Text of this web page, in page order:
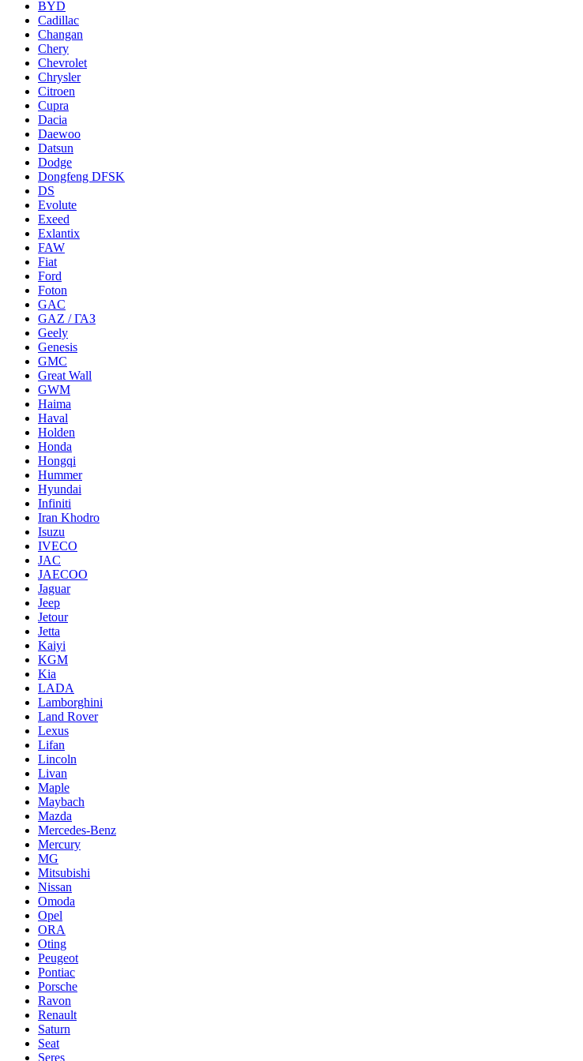
BYD
Cadillac
Changan
Chery
Chevrolet
Chrysler
Citroen
Cupra
Dacia
Daewoo
Datsun
Dodge
Dongfeng DFSK
DS
Evolute
Exeed
Exlantix
FAW
Fiat
Ford
Foton
GAC
GAZ / ГАЗ
Geely
Genesis
GMC
Great Wall
GWM
Haima
Haval
Holden
Honda
Hongqi
Hummer
Hyundai
Infiniti
Iran Khodro
Isuzu
IVECO
JAC
JAECOO
Jaguar
Jeep
Jetour
Jetta
Kaiyi
KGM
Kia
LADA
Lamborghini
Land Rover
Lexus
Lifan
Lincoln
Livan
Maple
Maybach
Mazda
Mercedes-Benz
Mercury
MG
Mitsubishi
Nissan
Omoda
Opel
ORA
Oting
Peugeot
Pontiac
Porsche
Ravon
Renault
Saturn
Seat
Seres